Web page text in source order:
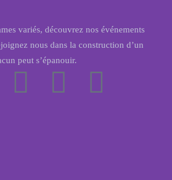
variés, découvrez nos événements
nous dans la construction d’un
peut s’épanouir.